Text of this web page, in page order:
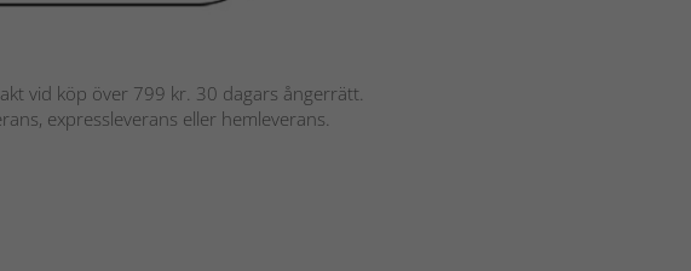
vid köp över 799 kr. 30 dagars ångerrätt.
expressleverans eller hemleverans.